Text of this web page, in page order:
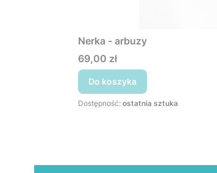
Nerka - arbuzy
Cena
69,00 zł
Do koszyka
Dostępność: ostatnia sztuka